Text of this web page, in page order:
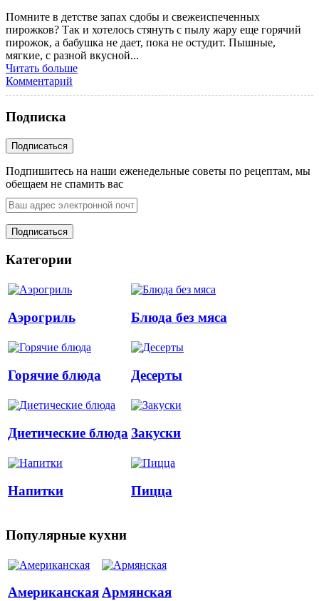
Помните в детстве запах сдобы и свежеиспеченных
пирожков? Так и хотелось стянуть с пылу жару еще горячий
пирожок, а бабушка не дает, пока не остудит. Пышные,
мягкие, с разной вкусной...
Читать больше
Комментарий
Подписка
Подпишитесь на наши еженедельные советы по рецептам, мы
обещаем не спамить вас
Категории
Аэрогриль Блюда без мяса
Горячие блюда Десерты
Диетические блюда Закуски
Напитки Пицца
Популярные кухни
АмериканскаяАрмянская